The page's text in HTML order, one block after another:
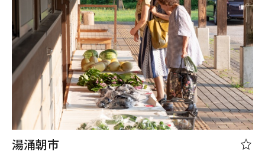
湯涌朝市